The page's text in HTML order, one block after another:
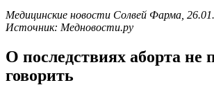
Медицинские новости Солвей Фарма,
Источник: Медновости.ру
О последствиях aбopта не
говорить